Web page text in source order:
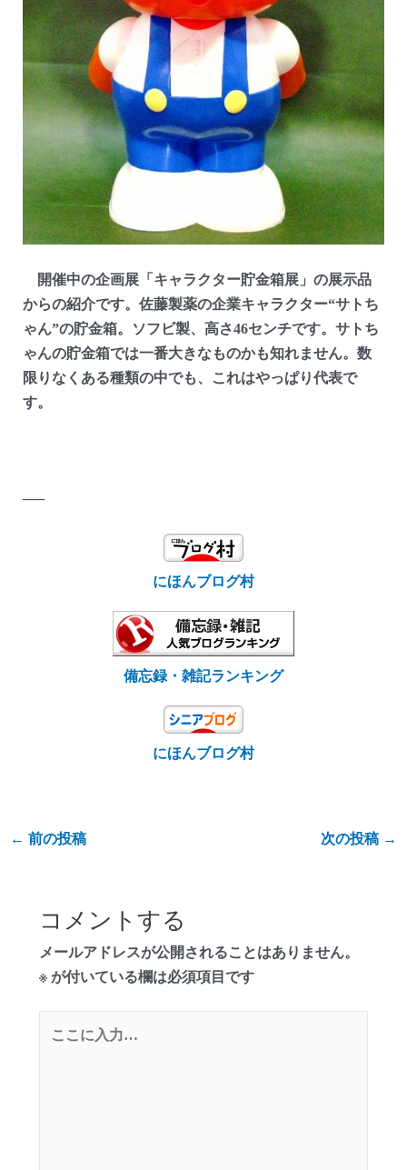
開催中の企画展「キャラクター貯金箱展」の展示品
からの紹介です。佐藤製薬の企業キャラクター“サトち
ゃん”の貯金箱。ソフビ製、高さ46センチです。サトち
ゃんの貯金箱では一番大きなものかも知れません。数
限りなくある種類の中でも、これはやっぱり代表で
す。
—–
にほんブログ村
備忘録・雑記ランキング
にほんブログ村
← 前の投稿 次の投稿 →
コメントする
メールアドレスが公開されることはありません。
※が付いている欄は必須項目です